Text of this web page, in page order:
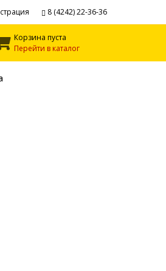
8 (4242) 22-36-36
Корзина пуста
Перейти в каталог